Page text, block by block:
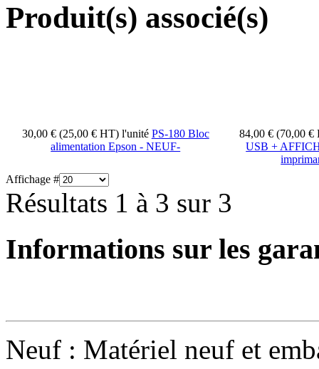
Produit(s) associé(s)
30,00 € (25,00 € HT) l'unité PS-180 Bloc
alimentation Epson - NEUF-
84,00 € (70,00
USB +
Affichage #
Résultats 1 à 3 sur 3
Informations sur les
Neuf : Matériel neuf et